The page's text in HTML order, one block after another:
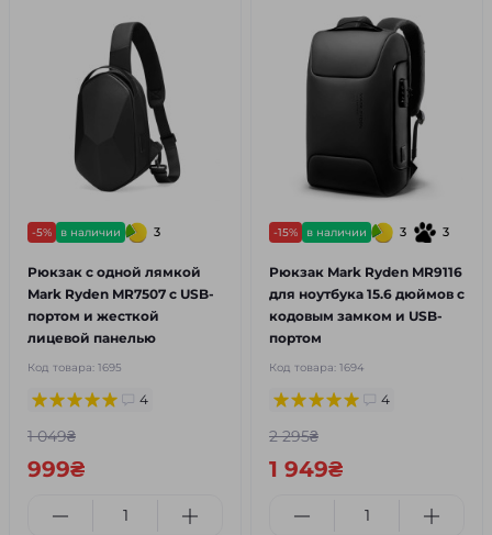
-5% в наличии 3
Рюкзак с одной лямкой
Mark Ryden MR7507 с USB-
портом и жесткой
лицевой панелью
Код товара: 1695
4
1 049₴
999₴
-15% в наличии 3 3
Рюкзак Mark Ryden MR9116
для ноутбука 15.6 дюймов с
кодовым замком и USB-
портом
Код товара: 1694
4
2 295₴
1 949₴